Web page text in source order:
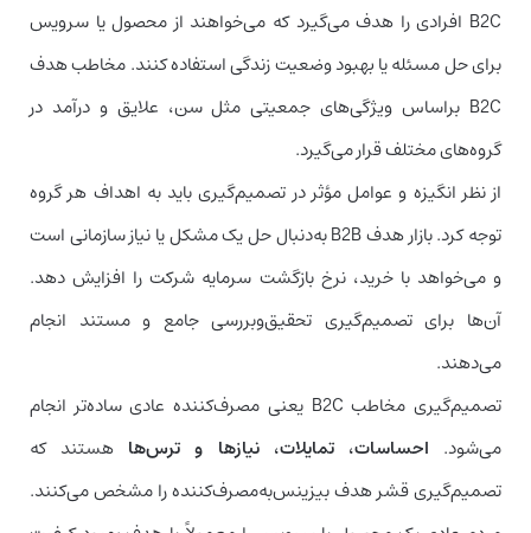
B2C افرادی را هدف می‌گیرد که می‌خواهند از محصول یا سرویس
برای حل مسئله یا بهبود وضعیت زندگی استفاده کنند. مخاطب هدف
B2C براساس ویژگی‌های جمعیتی مثل سن، علایق و درآمد در
گروه‌های مختلف قرار می‌گیرد.
از نظر انگیزه و عوامل مؤثر در تصمیم‌گیری باید به اهداف هر گروه
توجه کرد. بازار هدف B2B به‌دنبال حل یک مشکل یا نیاز سازمانی است
و می‌خواهد با خرید، نرخ بازگشت سرمایه شرکت را افزایش دهد.
آن‌ها برای تصمیم‌گیری تحقیق‌وبررسی جامع و مستند انجام
می‌دهند.
تصمیم‌گیری مخاطب B2C یعنی مصرف‌کننده عادی ساده‌تر انجام
می‌شود. احساسات، تمایلات، نیازها و ترس‌ها هستند که
تصمیم‌گیری قشر هدف بیزینس‌به‌مصرف‌کننده را مشخص می‌کنند.